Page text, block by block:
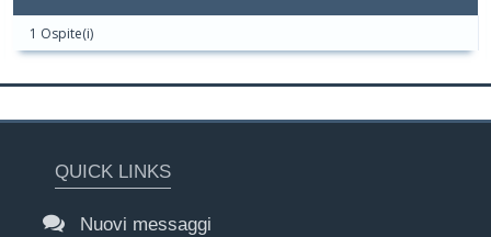
1 Ospite(i)
QUICK LINKS
Nuovi messaggi